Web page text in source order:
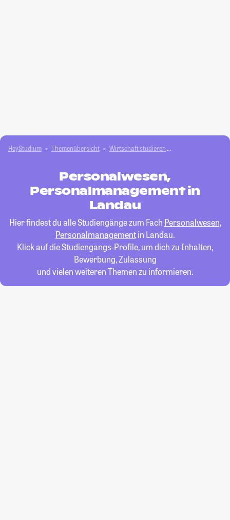
HeyStudium Themenübersicht Wirtschaft studieren
Personalwesen,
Personalmanagement in
Landau
Hier findest du alle Studiengänge zum Fach Personalwesen,
Personalmanagementin Landau.
Klick auf die Studiengangs-Profile, um dich zu Inhalten,
Bewerbung, Zulassung
und vielen weiteren Themen zu informieren.